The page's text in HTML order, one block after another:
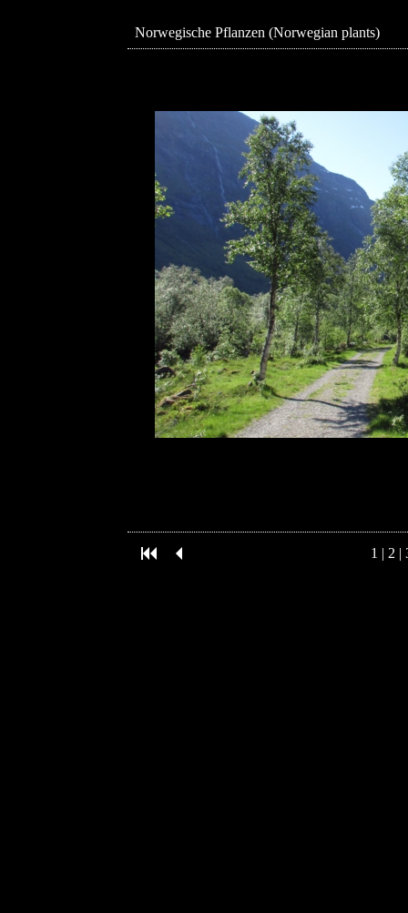
Norwegische Pflanzen (Norwegian plants)
1 | 2 |